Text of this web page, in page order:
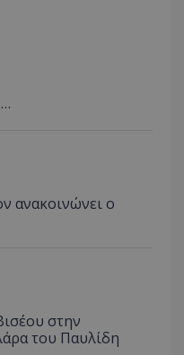
ανακοινώνει ο
στην
του Παυλίδη